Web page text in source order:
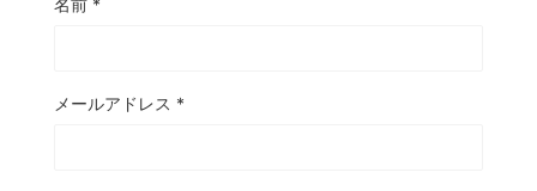
名前 *
メールアドレス *